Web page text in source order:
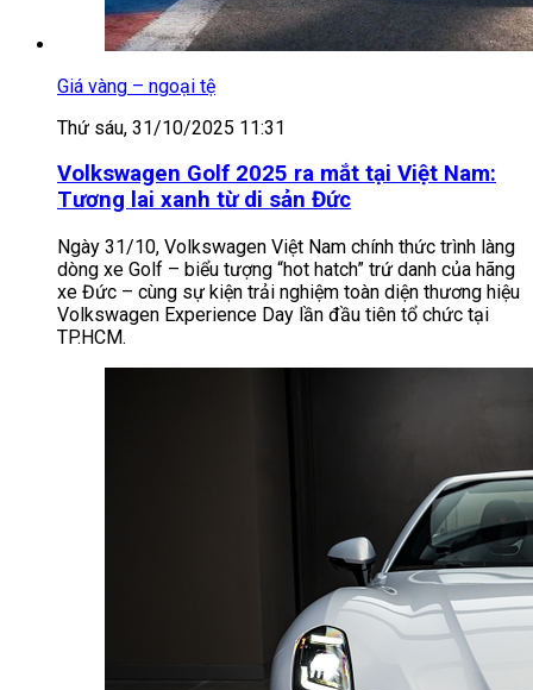
Giá vàng – ngoại tệ
Thứ sáu, 31/10/2025 11:31
Volkswagen Golf 2025 ra mắt tại Việt Nam:
Tương lai xanh từ di sản Đức
Ngày 31/10, Volkswagen Việt Nam chính thức trình làng
dòng xe Golf – biểu tượng “hot hatch” trứ danh của hãng
xe Đức – cùng sự kiện trải nghiệm toàn diện thương hiệu
Volkswagen Experience Day lần đầu tiên tổ chức tại
TP.HCM.